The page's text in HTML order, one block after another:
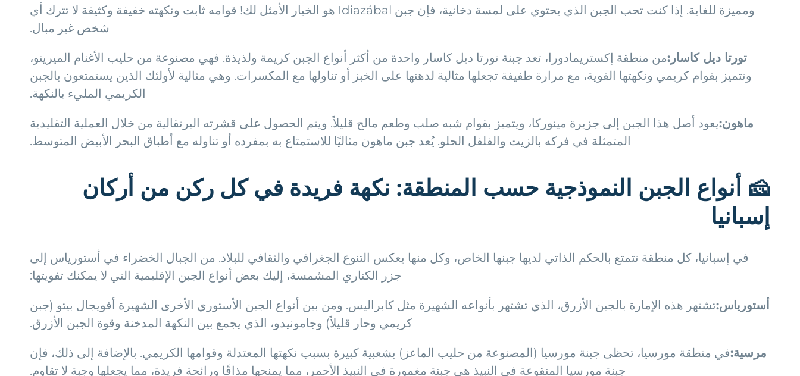
ومميزة للغاية. إذا كنت تحب الجبن الذي يحتوي على لمسة دخانية، فإن جبن Idiazábal هو الخيار الأمثل لك! قوامه ثابت ونكهته خفيفة وكثيفة لا تترك أي
شخص غير مبال.
تورتا ديل كاسار:من منطقة إكستريمادورا، تعد جبنة تورتا ديل كاسار واحدة من أكثر أنواع الجبن كريمة ولذيذة. فهي مصنوعة من حليب الأغنام الميرينو،
وتتميز بقوام كريمي ونكهتها القوية، مع مرارة طفيفة تجعلها مثالية لدهنها على الخبز أو تناولها مع المكسرات. وهي مثالية لأولئك الذين يستمتعون بالجبن
الكريمي المليء بالنكهة.
ماهون:يعود أصل هذا الجبن إلى جزيرة مينوركا، ويتميز بقوام شبه صلب وطعم مالح قليلاً. ويتم الحصول على قشرته البرتقالية من خلال العملية التقليدية
المتمثلة في فركه بالزيت والفلفل الحلو. يُعد جبن ماهون مثاليًا للاستمتاع به بمفرده أو تناوله مع أطباق البحر الأبيض المتوسط.
🧀 أنواع الجبن النموذجية حسب المنطقة: نكهة فريدة في كل ركن من أركان
إسبانيا
في إسبانيا، كل منطقة تتمتع بالحكم الذاتي لديها جبنها الخاص، وكل منها يعكس التنوع الجغرافي والثقافي للبلاد. من الجبال الخضراء في أستورياس إلى
جزر الكناري المشمسة، إليك بعض أنواع الجبن الإقليمية التي لا يمكنك تفويتها:
أستورياس:تشتهر هذه الإمارة بالجبن الأزرق، الذي تشتهر بأنواعه الشهيرة مثل كابراليس. ومن بين أنواع الجبن الأستوري الأخرى الشهيرة أفويجال بيتو (جبن
كريمي وحار قليلاً) وجامونيدو، الذي يجمع بين النكهة المدخنة وقوة الجبن الأزرق.
مرسية:في منطقة مورسيا، تحظى جبنة مورسيا (المصنوعة من حليب الماعز) بشعبية كبيرة بسبب نكهتها المعتدلة وقوامها الكريمي. بالإضافة إلى ذلك، فإن
جبنة مورسيا المنقوعة في النبيذ هي جبنة مغمورة في النبيذ الأحمر، مما يمنحها مذاقًا ورائحة فريدة، مما يجعلها وجبة لا تقاوم.